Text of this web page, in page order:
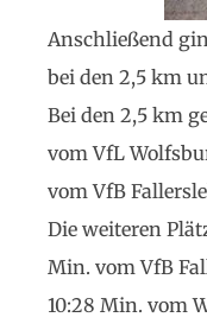
Anschließend
bei den 2,5 km
Bei den 2,5 km
vom VfL
vom VfB
Die weiteren
Min. vom VfB
10:28 Min. vom